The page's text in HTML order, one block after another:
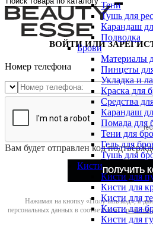
Тени
Тушь для
Карандаш
Подводка
Брови
Материалы
Пинцеты
Укладка и
Краска для
Средства
Карандаш
Помада для
Тени для
Гель для
Тушь для
Кисти
Кисти для
Кисти для
Кисти для
Кисти для
Кисти для
ВОЙТИ ИЛИ
Номер телефона
Вам будет отправлен код
ПОЛУЧИТЬ
Нажимая на кнопку «Получить код», я
персональных данных в соответствии с